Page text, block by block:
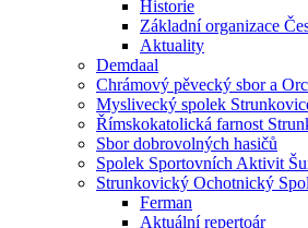
Historie
Základní organizace
Aktuality
Demdaal
Chrámový pěvecký sbor a
Myslivecký spolek
Římskokatolická farnost
Sbor dobrovolných hasičů
Spolek Sportovních Aktivit
Strunkovický Ochotnický
Ferman
Aktuální repertoár